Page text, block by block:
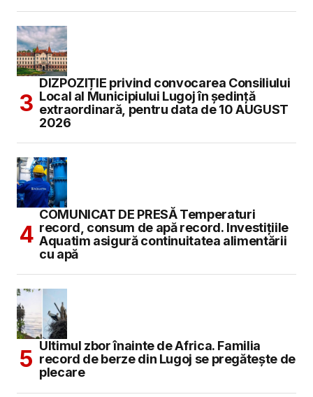
DIZPOZIȚIE privind convocarea Consiliului
Local al Municipiului Lugoj în şedinţă
extraordinară, pentru data de 10 AUGUST
2026
COMUNICAT DE PRESĂ Temperaturi
record, consum de apă record. Investițiile
Aquatim asigură continuitatea alimentării
cu apă
Ultimul zbor înainte de Africa. Familia
record de berze din Lugoj se pregătește de
plecare